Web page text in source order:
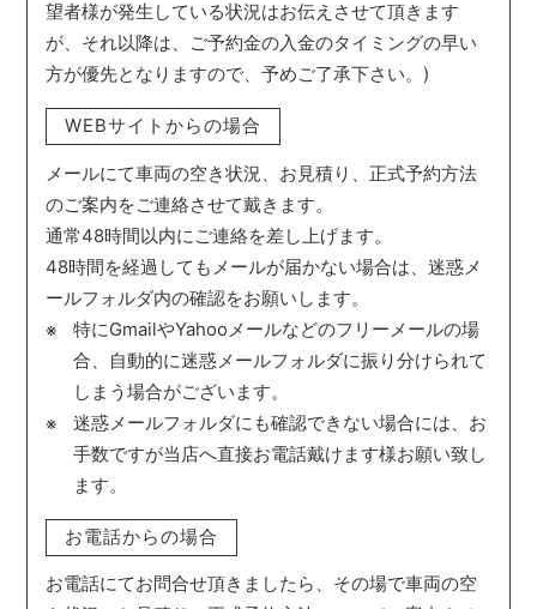
望者様が発生している状況はお伝えさせて頂きます
が、それ以降は、ご予約金の入金のタイミングの早い
方が優先となりますので、予めご了承下さい。)
WEBサイトからの場合
メールにて車両の空き状況、お見積り、正式予約方法
のご案内をご連絡させて戴きます。
通常48時間以内にご連絡を差し上げます。
48時間を経過してもメールが届かない場合は、迷惑メ
ールフォルダ内の確認をお願いします。
特にGmailやYahooメールなどのフリーメールの場
合、自動的に迷惑メールフォルダに振り分けられて
しまう場合がございます。
迷惑メールフォルダにも確認できない場合には、お
手数ですが当店へ直接お電話戴けます様お願い致し
ます。
お電話からの場合
お電話にてお問合せ頂きましたら、その場で車両の空